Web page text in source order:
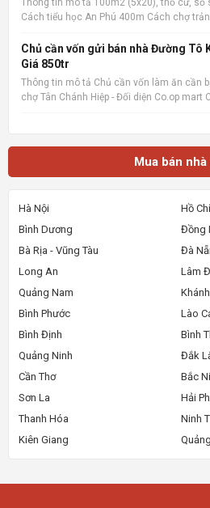
Cách tiểu học An Phú 400m Cách chợ
&mdash; Sàn rao vặt nhà đất uy tín 🔗 Tin
Chủ cần vốn gửi bán nhà Đường Tô Ký Q
Giá 850tr
Thông tin mô tả Chủ cần vốn làm ăn cần
chợ Tân Chánh Hiệp - Đối diện Co.op mart
Mua bán nhà
Hà Nội
Hồ
Bình Dương
Đồng
Bà Rịa - Vũng Tàu
Đà
Long An
Lâm
Quảng Nam
Bình Phước
Lào
Bình Định
Bình
Quảng Ninh
Đắk
Cần Thơ
Bắc
Sơn La
Hải
Thanh Hóa
Ninh
Kiên Giang